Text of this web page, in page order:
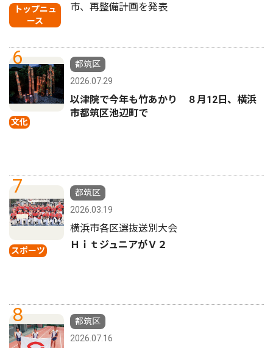
トップニュ
ース
市、再整備計画を発表
6
文化
都筑区
2026.07.29
以津院で今年も竹あかり ８月12日、横浜
市都筑区池辺町で
7
スポーツ
都筑区
2026.03.19
横浜市各区選抜送別大会
ＨｉｔジュニアがＶ２
8
都筑区
2026.07.16